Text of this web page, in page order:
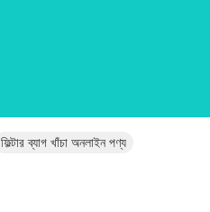
ফিল্টার ব্যাগ খাঁচা অনলাইন পণ্য